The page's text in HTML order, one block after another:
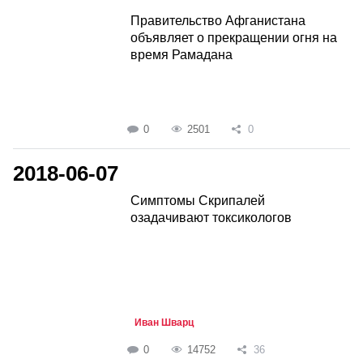
Правительство Афганистана
объявляет о прекращении огня на
время Рамадана
0 2501 0
2018-06-07
Симптомы Скрипалей
озадачивают токсикологов
Иван Шварц
0 14752 36